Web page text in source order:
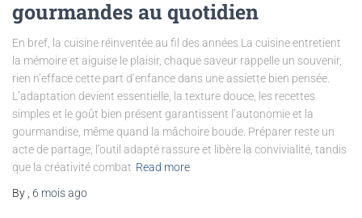
gourmandes au quotidien
En bref, la cuisine réinventée au fil des années La cuisine entretient
la mémoire et aiguise le plaisir, chaque saveur rappelle un souvenir,
rien n’efface cette part d’enfance dans une assiette bien pensée.
L’adaptation devient essentielle, la texture douce, les recettes
simples et le goût bien présent garantissent l’autonomie et la
gourmandise, même quand la mâchoire boude. Préparer reste un
acte de partage, l’outil adapté rassure et libère la convivialité, tandis
que la créativité combat Read more
By
6 moisago